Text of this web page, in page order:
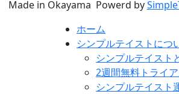
Made in Okayama Powerd by
ホーム
シンプルテイストにつ
シンプルテイスト
2週間無料トライ
シンプルテイスト